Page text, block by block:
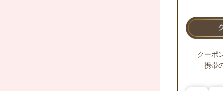
クーポ
携帯